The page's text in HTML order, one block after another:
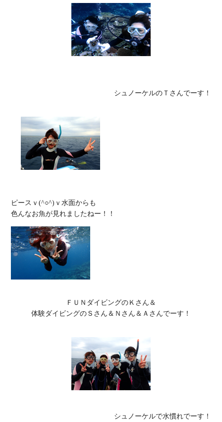
シュノーケルのＴさんでーす！
ピースｖ(^○^)ｖ水面からも
ＦＵＮダイビングのＫさん＆
体験ダイビングのＳさん＆Ｎさん＆Ａさんでーす！
シュノーケルで水慣れでーす！